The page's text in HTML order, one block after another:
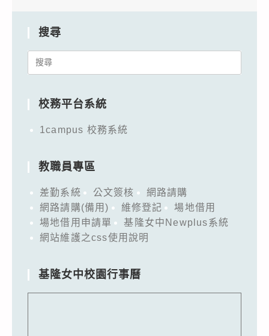
搜尋
Search
校務平台系統
1campus 校務系統
教職員專區
差勤系統 公文簽核
網路請購
網路請購(備用)
維修登記
場地借用
場地借用申請單
基隆女中Newplus系統
網站維護之css使用說明
基隆女中校園行事曆